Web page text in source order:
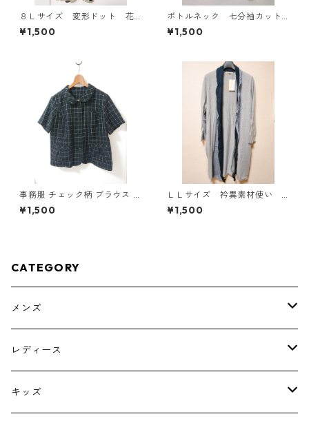
８Ｌサイズ 変形ドット 花
柄 ボウタイブラウス オフ
ホワイト KAE-4769
¥1,500
ボトルネック 七分袖カット
ソー ４Ｌ マスタード KA
E-4817
¥1,500
事務服 チェック柄 ブラウス 3
L ブラック ◆KIY-1298◆
¥1,500
ＬＬサイズ 衿異素材使い
トッパーカーディガン グレ
ー KAE-4807
¥1,500
CATEGORY
メンズ
トップス
ボトムス
レディース
トップス
キッズ